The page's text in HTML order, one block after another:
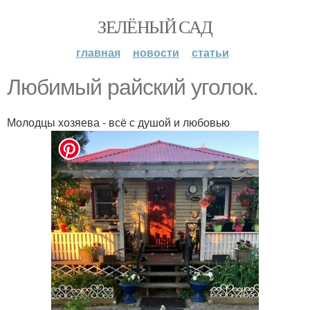
ЗЕЛЁНЫЙ САД
главная новости статьи
Любимый райский уголок.
Молодцы хозяева - всё с душой и любовью